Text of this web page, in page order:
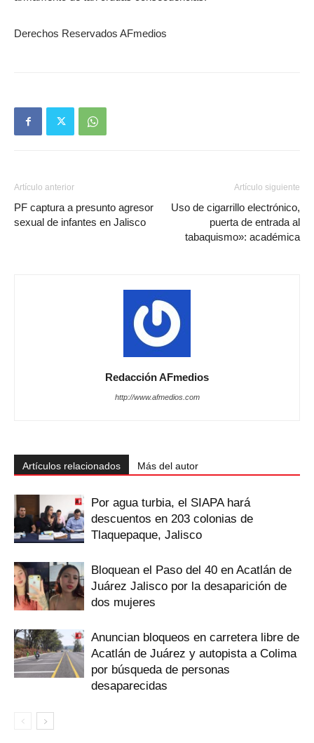
Derechos Reservados AFmedios
Artículo anterior
PF captura a presunto agresor
sexual de infantes en Jalisco
Artículo siguiente
Uso de cigarrillo electrónico,
puerta de entrada al
tabaquismo»: académica
Redacción AFmedios
http://www.afmedios.com
Artículos relacionados Más del autor
Por agua turbia, el SIAPA hará
descuentos en 203 colonias de
Tlaquepaque, Jalisco
Bloquean el Paso del 40 en Acatlán de
Juárez Jalisco por la desaparición de
dos mujeres
Anuncian bloqueos en carretera libre de
Acatlán de Juárez y autopista a Colima
por búsqueda de personas
desaparecidas